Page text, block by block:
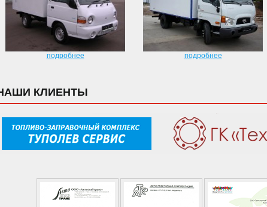
подробнее подробнее
КЛИЕНТЫ